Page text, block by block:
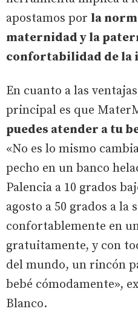
apostamos por la
maternidad y la
confortabilidad de la
En cuanto a las
principal es que
puedes atender a tu
«No es lo mismo
pecho en un banco
Palencia a 10 grados
agosto a 50 grados a la
confortablemente en
gratuitamente, y con
del mundo, un rincón
bebé cómodamente»,
Blanco.